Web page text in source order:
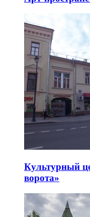
Культурный
ворота»